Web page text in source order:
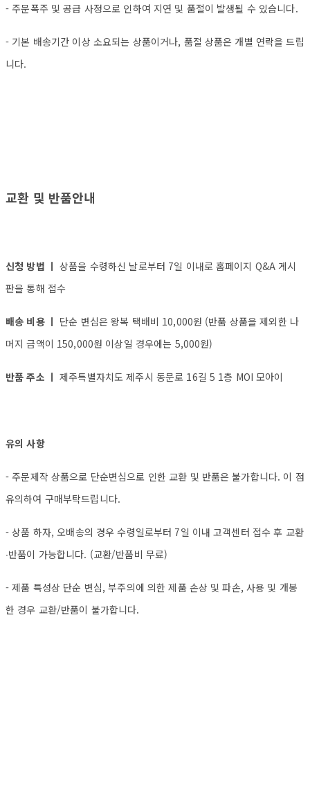
- 주문폭주 및 공급 사정으로 인하여 지연 및 품절이 발생될 수 있습니다.
- 기본 배송기간 이상 소요되는 상품이거나, 품절 상품은 개별 연락을 드립
니다.
교환 및 반품안내
신청 방법 ㅣ상품을 수령하신 날로부터 7일 이내로 홈페이지 Q&A 게시
판을 통해 접수
배송 비용 ㅣ 단순 변심은 왕복 택배비 10,000원 (반품 상품을 제외한 나
머지 금액이 150,000원 이상일 경우에는 5,000원)
반품 주소 ㅣ제주특별자치도 제주시 동문로 16길 5 1층 MOI 모아이
유의 사항
- 주문제작 상품으로 단순변심으로 인한 교환 및 반품은 불가합니다. 이 점
유의하여 구매부탁드립니다.
- 상품 하자, 오배송의 경우 수령일로부터 7일 이내 고객센터 접수 후 교환
∙반품이 가능합니다. (교환/반품비 무료)
- 제품 특성상 단순 변심, 부주의에 의한 제품 손상 및 파손, 사용 및 개봉
한 경우 교환/반품이 불가합니다.